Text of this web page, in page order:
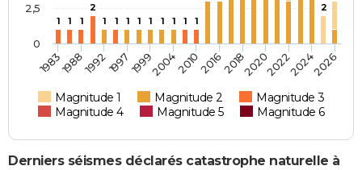
1 1 1
2
1
1 1 1 1 1 1 1 1
2
Magnitude 1 Magnitude 2
Magnitude 3
Magnitude 4
Magnitude 5 Magnitude 6
1983198819921997199920042010201620182020202220242026
0
2,5
Derniers séismes déclarés catastrophe naturelle à